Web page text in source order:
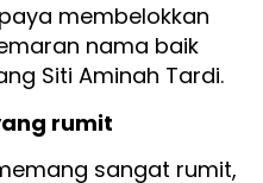
membelokkan
nama baik
Siti Aminah Tardi.
rumit
sangat rumit,